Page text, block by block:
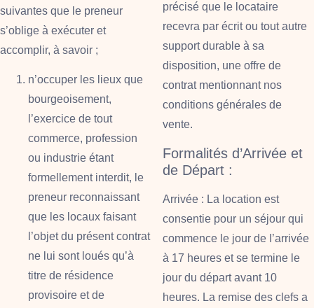
suivantes que le preneur
s’oblige à exécuter et
accomplir, à savoir ;
n’occuper les lieux que
bourgeoisement,
l’exercice de tout
commerce, profession
ou industrie étant
formellement interdit, le
preneur reconnaissant
que les locaux faisant
l’objet du présent contrat
ne lui sont loués qu’à
titre de résidence
provisoire et de
précisé que le locataire
recevra par écrit ou tout autre
support durable à sa
disposition, une offre de
contrat mentionnant nos
conditions générales de
vente.
Formalités d’Arrivée et
de Départ :
Arrivée : La location est
consentie pour un séjour qui
commence le jour de I’arrivée
à 17 heures et se termine le
jour du départ avant 10
heures. La remise des clefs a